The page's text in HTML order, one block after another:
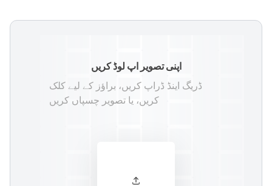
اپنی تصویر اپ لوڈ کریں
ڈریگ اینڈ ڈراپ کریں، براؤز کے لیے کلک
کریں، یا تصویر چسپاں کریں